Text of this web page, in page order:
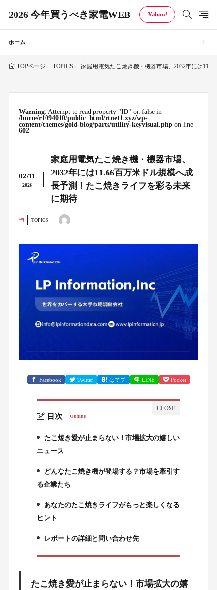
2026 今年買うべき家電WEB Yahoo!
ホーム
TOPページ TOPICS 家庭用電気たこ焼き機・機器市場、2032年には
Warning: Attempt to read property "ID" on false in
/home/r1094010/public_html/rtnet1.xyz/wp-
content/themes/gold-blog/parts/utility-keyvisual.phpon line
602
02/11
2026
家庭用電気たこ焼き機・機器市場、
2032年には11.66百万米ドル規模へ成
長予測！たこ焼きライフを彩る未来
に期待
TOPICS
Facebook Twitter はてブ LINE Pocket
目次 Outline
1.
たこ焼き愛が止まらない！市場拡大の嬉しい
ニュース
どんなたこ焼き機が登場する？市場を牽引す
る企業たち
3.
あなたのたこ焼きライフがもっと楽しくなる
ヒント
レポートの詳細と問い合わせ先
たこ焼き愛が止まらない！市場拡大の嬉